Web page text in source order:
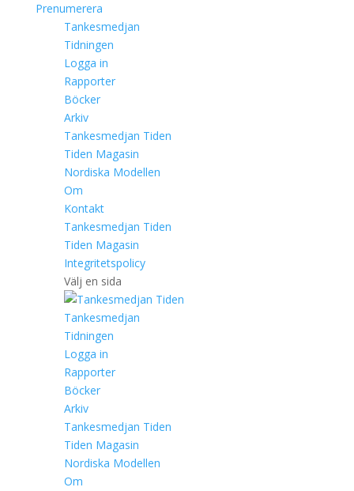
Prenumerera
Tankesmedjan
Tidningen
Logga in
Rapporter
Böcker
Arkiv
Tankesmedjan Tiden
Tiden Magasin
Nordiska Modellen
Om
Kontakt
Tankesmedjan Tiden
Tiden Magasin
Integritetspolicy
Välj en sida
Tankesmedjan
Tidningen
Logga in
Rapporter
Böcker
Arkiv
Tankesmedjan Tiden
Tiden Magasin
Nordiska Modellen
Om